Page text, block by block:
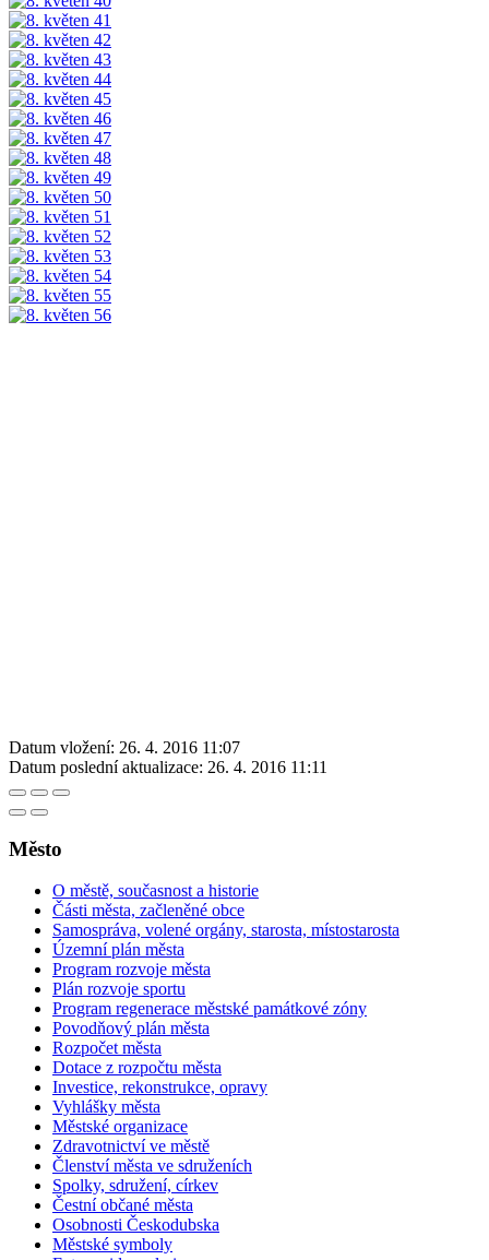
Datum vložení: 26. 4. 2016 11:07
Datum poslední aktualizace: 26. 4. 2016 11:11
Město
O městě, současnost a historie
Části města, začleněné obce
Samospráva, volené orgány, starosta, místostarosta
Územní plán města
Program rozvoje města
Plán rozvoje sportu
Program regenerace městské památkové zóny
Povodňový plán města
Rozpočet města
Dotace z rozpočtu města
Investice, rekonstrukce, opravy
Vyhlášky města
Městské organizace
Zdravotnictví ve městě
Členství města ve sdruženích
Spolky, sdružení, církev
Čestní občané města
Osobnosti Českodubska
Městské symboly